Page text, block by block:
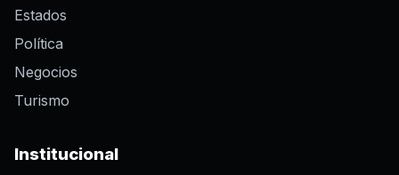
Estados
Política
Negocios
Turismo
Institucional